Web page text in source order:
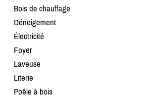
Bois de chauffage
Déneigement
Électricité
Foyer
Laveuse
Literie
Poêle à bois